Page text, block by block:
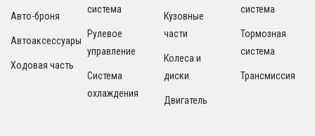
Авто-броня
Автоаксессуары
Ходовая часть
система
Рулевое
управление
Система
охлаждения
Кузовные
части
Колеса и
диски
Двигатель
система
Тормозная
система
Трансмиссия